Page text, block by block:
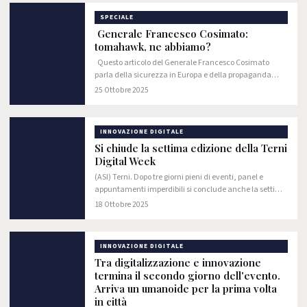
SPECIALE
Generale Francesco Cosimato:
tomahawk, ne abbiamo?
Questo articolo del Generale Francesco Cosimato
parla della sicurezza in Europa e della propaganda
maniacale dei “falchi” europei che affermano una
25 Ottobre 2025
INNOVAZIONE DIGITALE
Si chiude la settima edizione della Terni
Digital Week
(ASI) Terni. Dopo tre giorni pieni di eventi, panel e
appuntamenti imperdibili si conclude anche la settima
edizione della Terni Digital Week. Ennesimo grande
18 Ottobre 2025
INNOVAZIONE DIGITALE
Tra digitalizzazione e innovazione
termina il secondo giorno dell'evento.
Arriva un umanoide per la prima volta
in città